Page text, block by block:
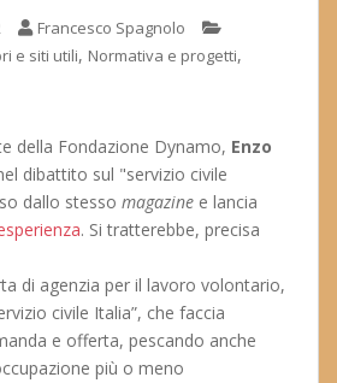
Francesco Spagnolo
e siti utili, Normativa e progetti,
della Fondazione Dynamo, Enzo
dibattito sul "servizio civile
dallo stesso magazine e lancia
. Si tratterebbe, precisa
di agenzia per il lavoro volontario,
civile Italia”, che faccia
e offerta, pescando anche
più o meno